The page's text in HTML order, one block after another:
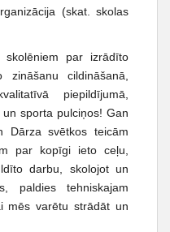
(skat. skolas
skolēniem par izrādīto
cildināšanā,
piepildījumā,
sporta pulciņos! Gan
Dārza svētkos teicām
par kopīgi ieto ceļu,
darbu, skolojot un
paldies tehniskajam
mēs varētu strādāt un